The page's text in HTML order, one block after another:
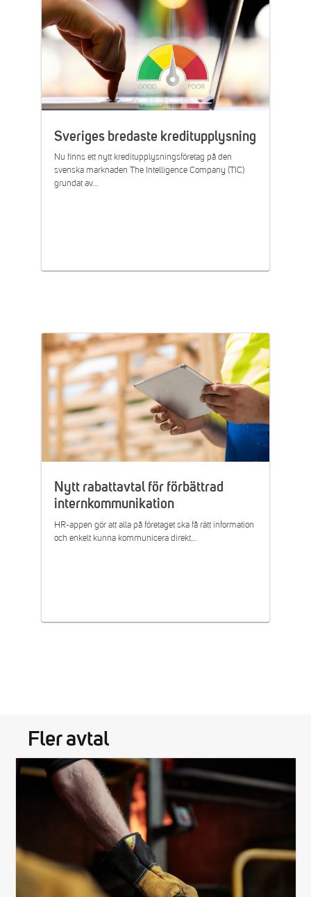
Sveriges bredaste kreditupplysning
Nu finns ett nytt kreditupplysningsföretag på den
svenska marknaden The Intelligence Company (TIC)
grundat av…
Nytt rabattavtal för förbättrad
internkommunikation
HR-appen gör att alla på företaget ska få rätt information
och enkelt kunna kommunicera direkt…
Fler avtal